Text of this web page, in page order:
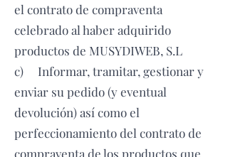
el contrato de compraventa
celebrado al haber adquirido
productos de MUSYDIWEB, S.L
c) Informar, tramitar, gestionar y
enviar su pedido (y eventual
devolución) así como el
perfeccionamiento del contrato de
compraventa de los productos que